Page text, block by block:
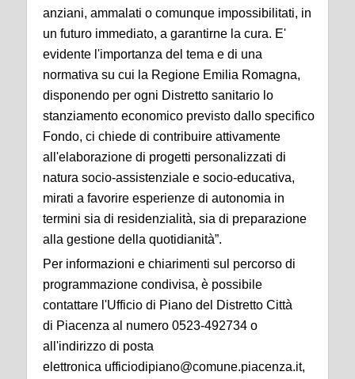
anziani, ammalati o comunque impossibilitati, in
un futuro immediato, a garantirne la cura. E'
evidente l'importanza del tema e di una
normativa su cui la Regione Emilia Romagna,
disponendo per ogni Distretto sanitario lo
stanziamento economico previsto dallo specifico
Fondo, ci chiede di contribuire attivamente
all'elaborazione di progetti personalizzati di
natura socio-assistenziale e socio-educativa,
mirati a favorire esperienze di autonomia in
termini sia di residenzialità, sia di preparazione
alla gestione della quotidianità”.
Per informazioni e chiarimenti sul percorso di
programmazione condivisa, è possibile
contattare l'Ufficio di Piano del Distretto Città
di Piacenza al numero 0523-492734 o
all'indirizzo di posta
elettronica ufficiodipiano@comune.piacenza.it,